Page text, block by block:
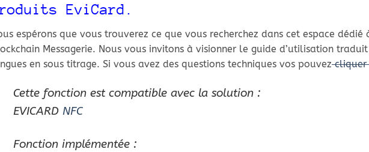
EviCard.
espérons que vous trouverez ce que vous recherchez dans cet espace dédié
Messagerie. Nous vous invitons à visionner le guide d’utilisation
en sous titrage. Si vous avez des questions techniques vos pouvezcliquer
Cette fonction est compatible avec la solution :
EVICARD NFC
Fonction implémentée :